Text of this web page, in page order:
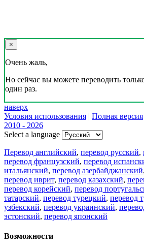
×
Очень жаль,
Но сейчас вы можете переводить
один раз.
наверх
Условия использования | Полная версия
2010 - 2026
Select a language
Перевод английский, перевод русский,
перевод французский, перевод
итальянский, перевод азербайджанский,
перевод иврит, перевод казахский,
перевод корейский, перевод
татарский, перевод турецкий, перевод
узбекский, перевод украинский,
эстонский, перевод японский
Возможности